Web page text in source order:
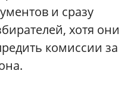
и сразу
хотя они
комиссии за